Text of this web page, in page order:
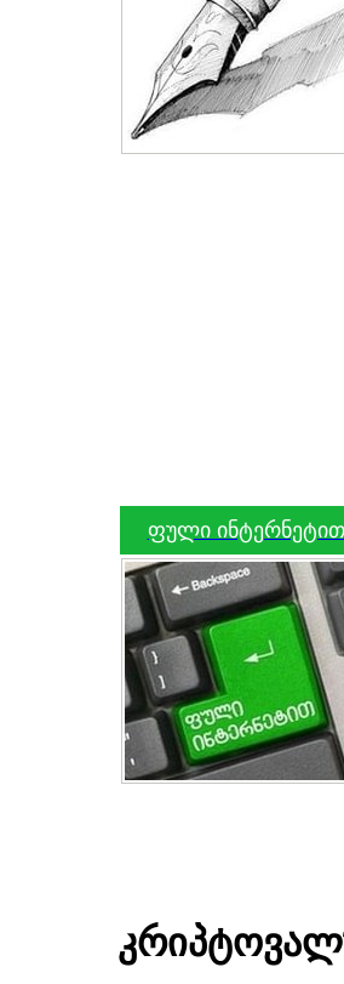
ფული ინტერნეტით